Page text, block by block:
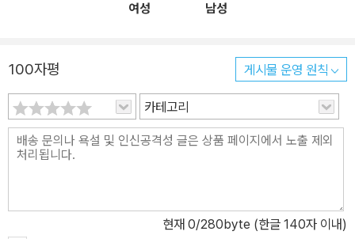
여성
남성
100자평 게시물 운영 원칙
카테고리
현재 0/280byte (한글 140자 이내)